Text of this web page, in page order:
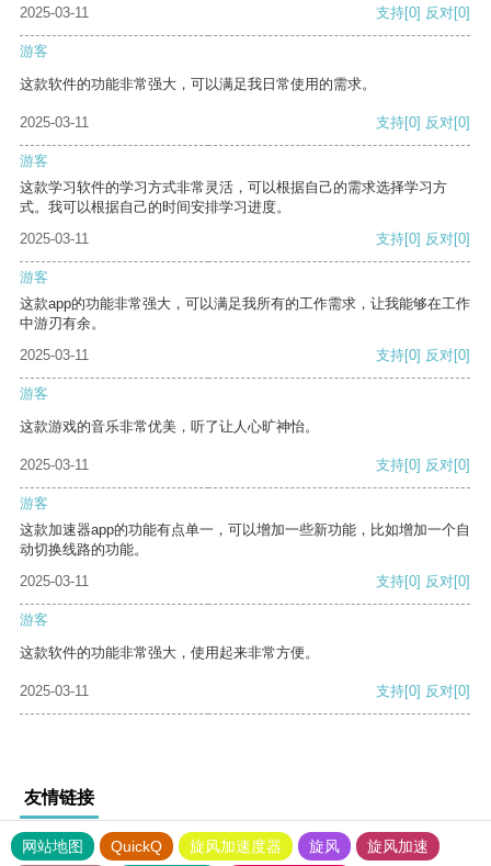
2025-03-11 支持[0] 反对[0]
游客
这款软件的功能非常强大，可以满足我日常使用的需求。
2025-03-11 支持[0] 反对[0]
游客
这款学习软件的学习方式非常灵活，可以根据自己的需求选择学习方
式。我可以根据自己的时间安排学习进度。
2025-03-11
支持[0] 反对[0]
游客
这款app的功能非常强大，可以满足我所有的工作需求，让我能够在工作
中游刃有余。
2025-03-11
支持[0] 反对[0]
游客
这款游戏的音乐非常优美，听了让人心旷神怡。
2025-03-11 支持[0] 反对[0]
游客
这款加速器app的功能有点单一，可以增加一些新功能，比如增加一个自
动切换线路的功能。
2025-03-11
支持[0] 反对[0]
游客
这款软件的功能非常强大，使用起来非常方便。
2025-03-11 支持[0] 反对[0]
友情链接
网站地图 QuickQ 旋风加速度器 旋风 旋风加速